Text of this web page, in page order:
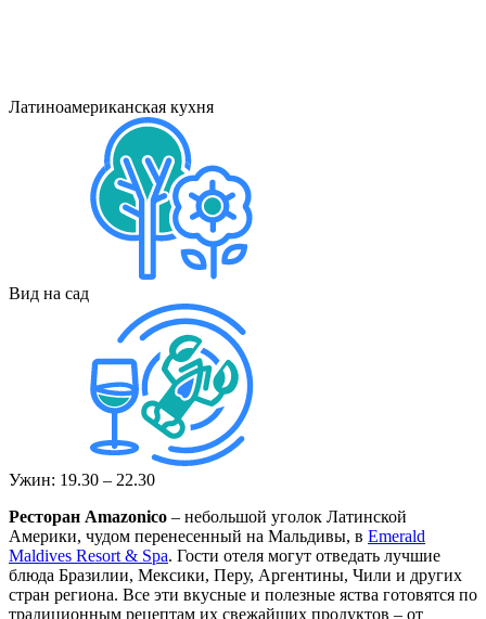
Латиноамериканская кухня
Вид на сад
Ужин: 19.30 – 22.30
Ресторан Amazonico – небольшой уголок Латинской
Америки, чудом перенесенный на Мальдивы, в Emerald
Maldives Resort & Spa. Гости отеля могут отведать лучшие
блюда Бразилии, Мексики, Перу, Аргентины, Чили и других
стран региона. Все эти вкусные и полезные яства готовятся по
традиционным рецептам их свежайших продуктов – от